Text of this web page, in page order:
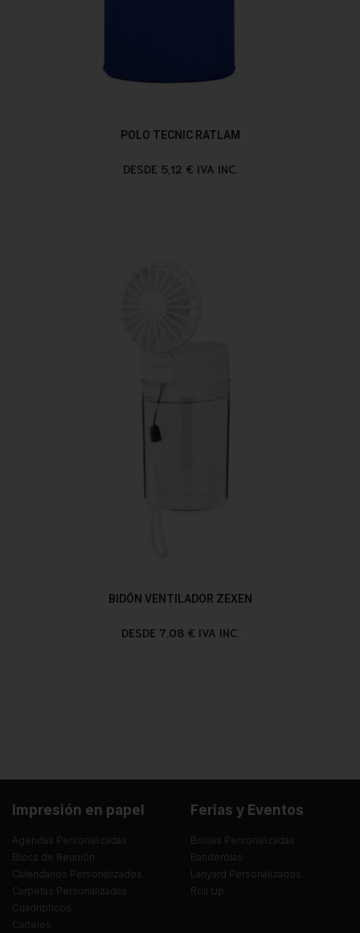
POLO TECNIC RATLAM
DESDE 5,12 € IVA INC.
BIDÓN VENTILADOR ZEXEN
DESDE 7,08 € IVA INC.
Impresión en papel
Agendas Personalizadas
Blocs de Reunión
Calendarios Personalizados
Carpetas Personalizadas
Cuadrípticos
Carteles
Ferias y Eventos
Bolsas Personalizadas
Banderolas
Lanyard Personalizados
Roll Up